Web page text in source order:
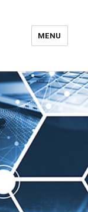
Hubert
MENU